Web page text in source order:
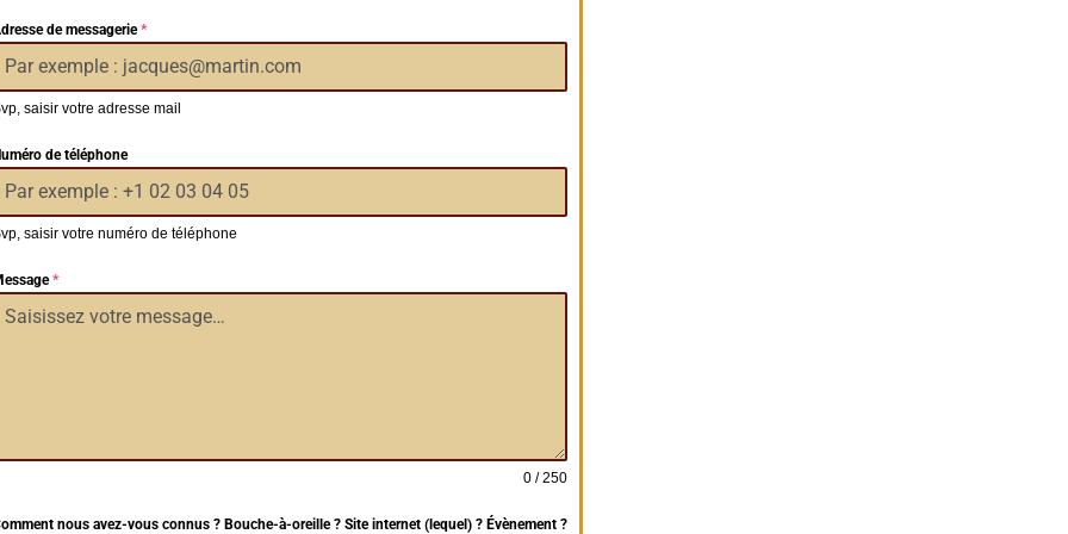
de messagerie*
saisir votre adresse mail
de téléphone
saisir votre numéro de téléphone
*
0 / 250
nous avez-vous connus ? Bouche-à-oreille ? Site internet (lequel) ? Évènement ?